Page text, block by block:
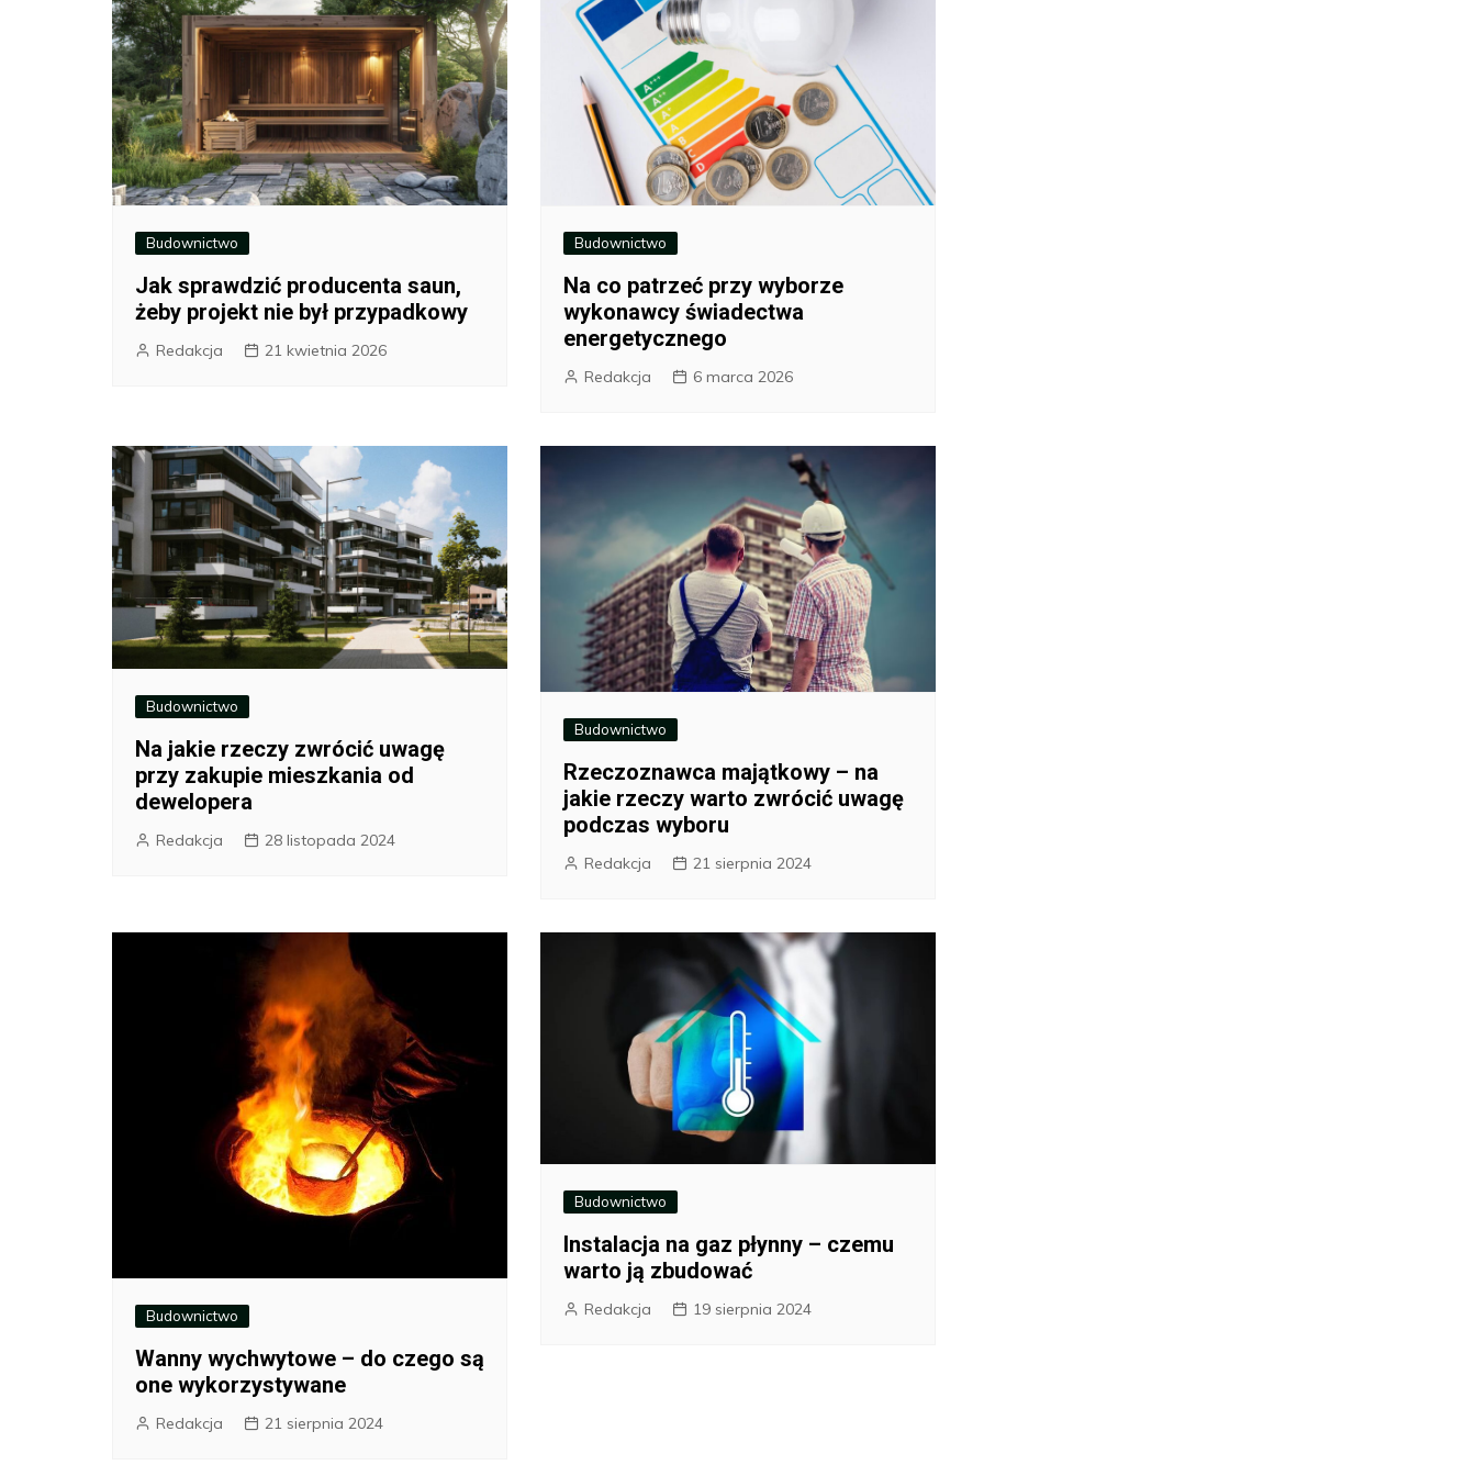
Budownictwo
Jak sprawdzić producenta saun,
żeby projekt nie był przypadkowy
Redakcja 21 kwietnia 2026
Budownictwo
Na co patrzeć przy wyborze
wykonawcy świadectwa
energetycznego
Redakcja 6 marca 2026
Budownictwo
Na jakie rzeczy zwrócić uwagę
przy zakupie mieszkania od
dewelopera
Redakcja 28 listopada 2024
Budownictwo
Rzeczoznawca majątkowy – na
jakie rzeczy warto zwrócić uwagę
podczas wyboru
Redakcja 21 sierpnia 2024
Budownictwo
Wanny wychwytowe – do czego są
one wykorzystywane
Redakcja 21 sierpnia 2024
Budownictwo
Instalacja na gaz płynny – czemu
warto ją zbudować
Redakcja 19 sierpnia 2024